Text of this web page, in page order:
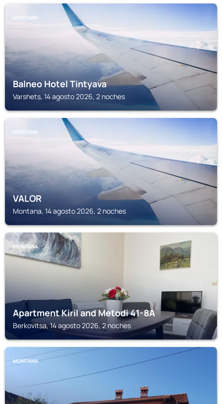
MONTANA
Balneo Hotel Tintyava
Varshets, 14 agosto 2026, 2 noches
MONTANA
VALOR
Montana, 14 agosto 2026, 2 noches
MONTANA
Apartment Kiril and Metodi 41-8А
Berkovitsa, 14 agosto 2026, 2 noches
MONTANA